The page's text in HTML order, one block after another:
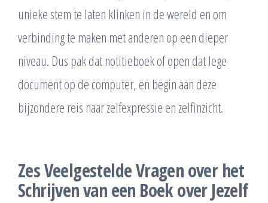
unieke stem te laten klinken in de wereld en om
verbinding te maken met anderen op een dieper
niveau. Dus pak dat notitieboek of open dat lege
document op de computer, en begin aan deze
bijzondere reis naar zelfexpressie en zelfinzicht.
Zes Veelgestelde Vragen over het
Schrijven van een Boek over Jezelf